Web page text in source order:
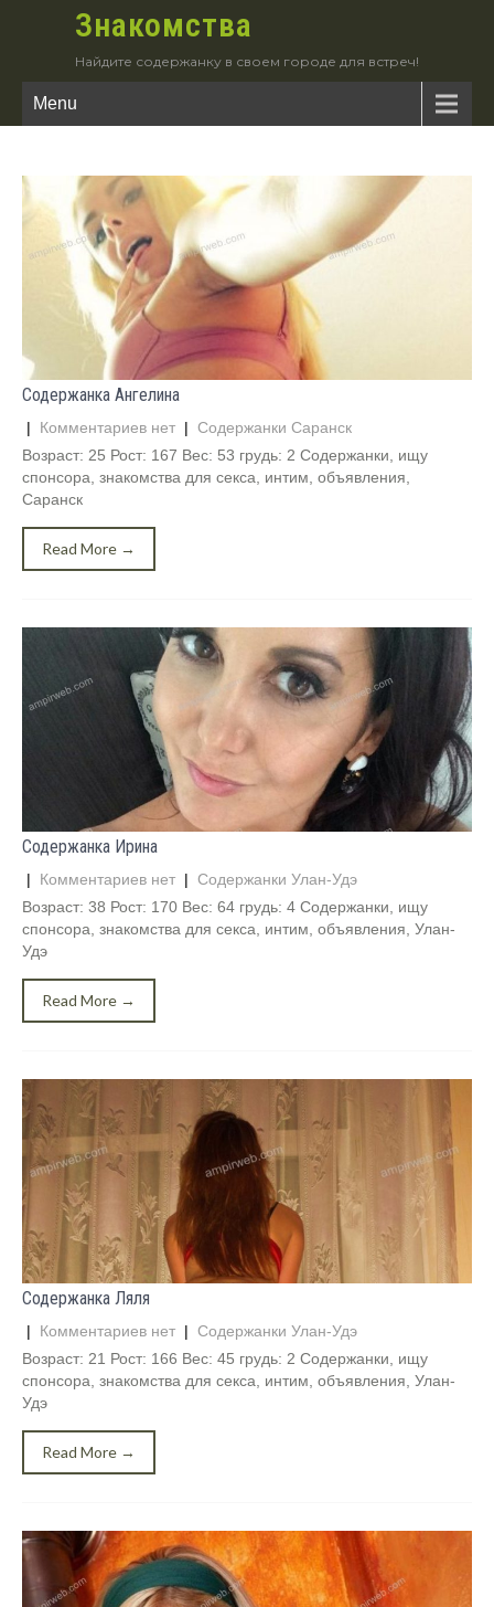
Знакомства
Найдите содержанку в своем городе для встреч!
Menu
Содержанка Ангелина
| Комментариев нет | Содержанки Саранск
Возраст: 25 Рост: 167 Вес: 53 грудь: 2 Содержанки, ищу
спонсора, знакомства для секса, интим, объявления,
Саранск
Read More →
Содержанка Ирина
| Комментариев нет | Содержанки Улан-Удэ
Возраст: 38 Рост: 170 Вес: 64 грудь: 4 Содержанки, ищу
спонсора, знакомства для секса, интим, объявления, Улан-
Удэ
Read More →
Содержанка Ляля
| Комментариев нет | Содержанки Улан-Удэ
Возраст: 21 Рост: 166 Вес: 45 грудь: 2 Содержанки, ищу
спонсора, знакомства для секса, интим, объявления, Улан-
Удэ
Read More →